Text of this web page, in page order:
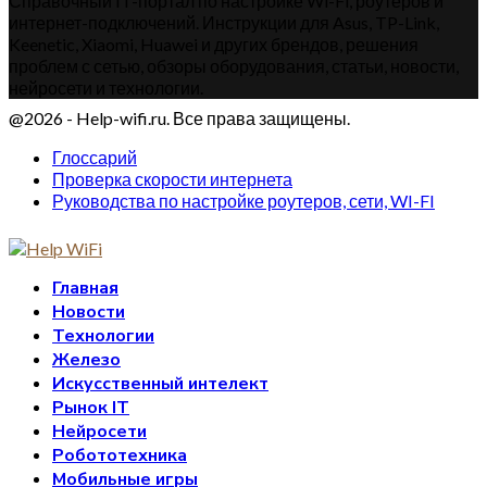
@2026 - Help-wifi.ru. Все права защищены.
Глоссарий
Проверка скорости интернета
Руководства по настройке роутеров, сети, WI-FI
Главная
Новости
Технологии
Железо
Искусственный интелект
Рынок IT
Нейросети
Робототехника
Мобильные игры